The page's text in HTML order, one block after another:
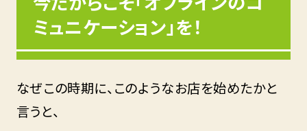
ミュニケーション」を！
なぜこの時期に、このようなお店を始めたかと
言うと、